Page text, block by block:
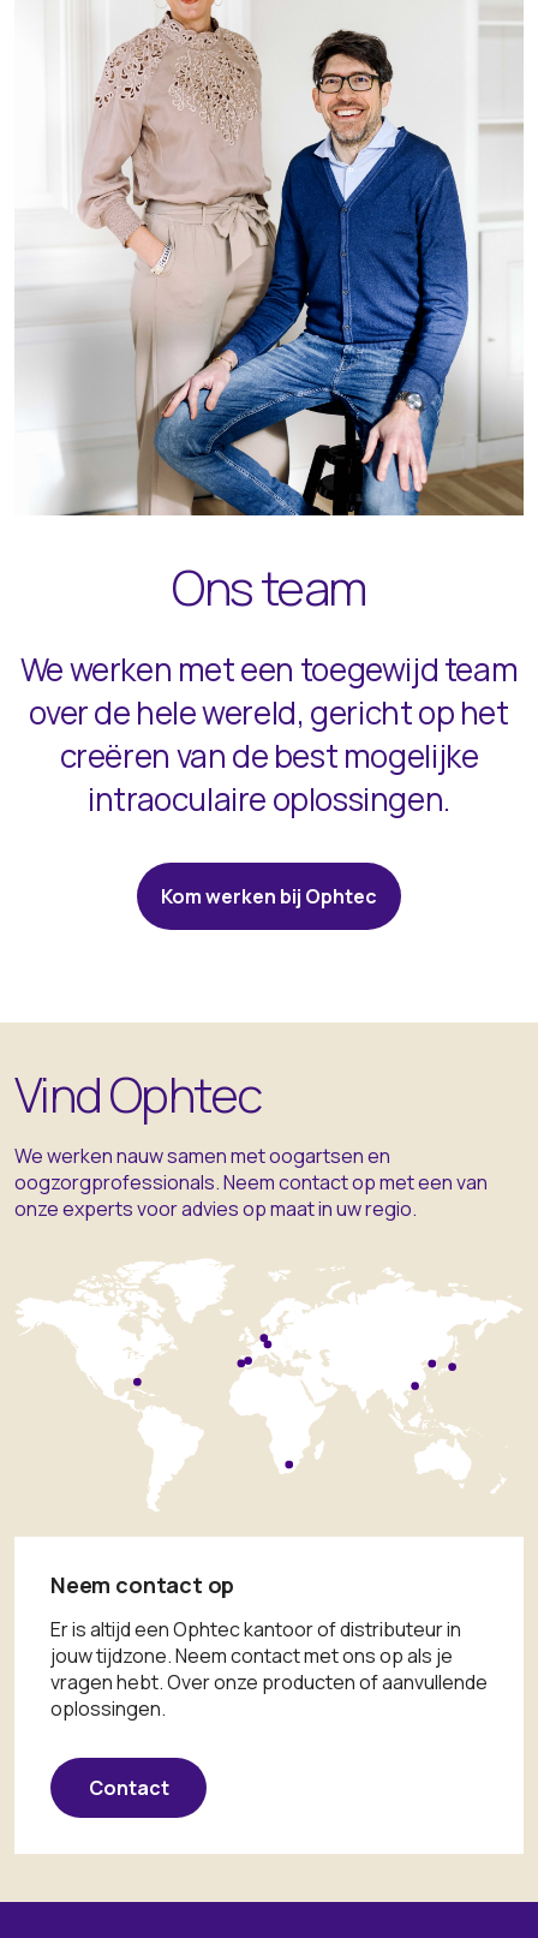
Ons team
We werken met een toegewijd team
over de hele wereld, gericht op het
creëren van de best mogelijke
intraoculaire oplossingen.
Kom werken bij Ophtec
Vind Ophtec
We werken nauw samen met oogartsen en
oogzorgprofessionals. Neem contact op met een van
onze experts voor advies op maat in uw regio.
Neem contact op
Er is altijd een Ophtec kantoor of distributeur in
jouw tijdzone. Neem contact met ons op als je
vragen hebt. Over onze producten of aanvullende
oplossingen.
Contact